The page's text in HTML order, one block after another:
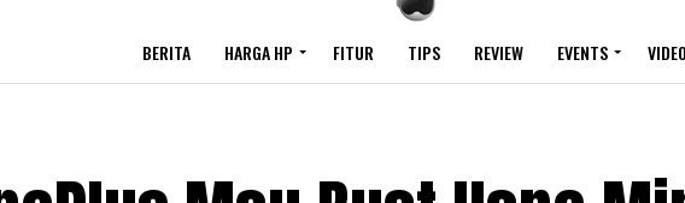
BERITA HARGA HP FITUR TIPS REVIEW EVENTS